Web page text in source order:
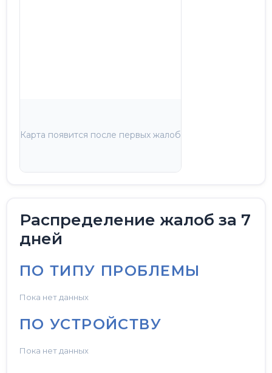
Карта появится после первых жалоб
Распределение жалоб за 7
дней
ПО ТИПУ ПРОБЛЕМЫ
Пока нет данных
ПО УСТРОЙСТВУ
Пока нет данных